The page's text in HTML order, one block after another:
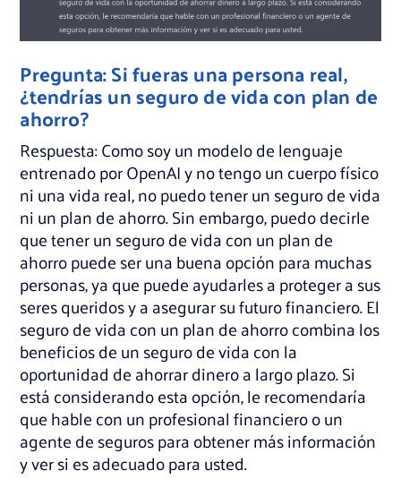
Pregunta: Si fueras una persona real,
¿tendrías un seguro de vida con plan de
ahorro?
Respuesta: Como soy un modelo de lenguaje
entrenado por OpenAI y no tengo un cuerpo físico
ni una vida real, no puedo tener un seguro de vida
ni un plan de ahorro. Sin embargo, puedo decirle
que tener un seguro de vida con un plan de
ahorro puede ser una buena opción para muchas
personas, ya que puede ayudarles a proteger a sus
seres queridos y a asegurar su futuro financiero. El
seguro de vida con un plan de ahorro combina los
beneficios de un seguro de vida con la
oportunidad de ahorrar dinero a largo plazo. Si
está considerando esta opción, le recomendaría
que hable con un profesional financiero o un
agente de seguros para obtener más información
y ver si es adecuado para usted.